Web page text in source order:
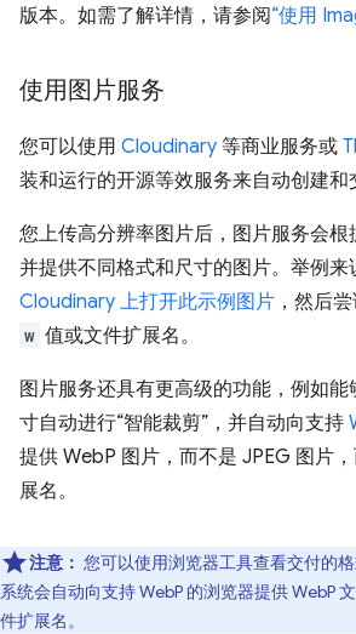
版本。如需了解详情，请参阅“使用
使用图片服务
您可以使用 Cloudinary 等商业服务或
装和运行的开源等效服务来自动创建和
您上传高分辨率图片后，图片服务会根
并提供不同格式和尺寸的图片。举例来
Cloudinary 上打开此示例图片 ，然后
w 值或文件扩展名。
图片服务还具有更高级的功能，例如
寸自动进行“智能裁剪”，并自动向支持
提供 WebP 图片，而不是 JPEG 图片
展名。
注意： 您可以使用浏览器工具查看交付的
系统会自动向支持 WebP 的浏览器提供 WebP
件扩展名。